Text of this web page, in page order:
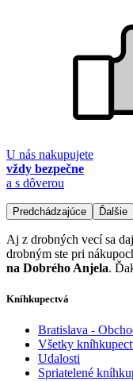
U nás nakupujete
vždy bezpečne
a s dôverou
Predchádzajúce Ďalšie
Aj z drobných vecí sa
drobným ste pri
na Dobrého Anjela.
Kníhkupectvá
Bratislava -
Všetky
Udalosti
Spriatelené